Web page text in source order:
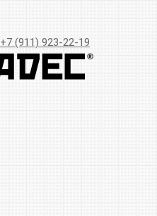
+7 (911) 923-22-19